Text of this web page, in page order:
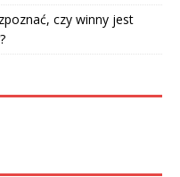
czy winny jest